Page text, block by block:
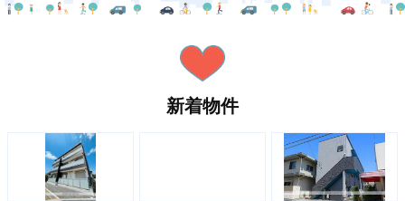
新着物件